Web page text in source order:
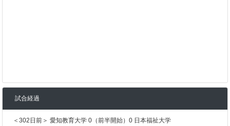
試合経過
＜302日前＞ 愛知教育大学 0（前半開始）0 日本福祉大学